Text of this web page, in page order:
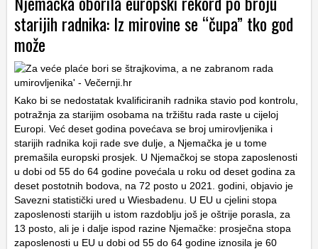
starijih radnika: Iz mirovine se “čupa” tko god
može
Kako bi se nedostatak kvalificiranih radnika stavio pod kontrolu,
potražnja za starijim osobama na tržištu rada raste u cijeloj
Europi. Već deset godina povećava se broj umirovljenika i
starijih radnika koji rade sve dulje, a Njemačka je u tome
premašila europski prosjek. U Njemačkoj se stopa zaposlenosti
u dobi od 55 do 64 godine povećala u roku od deset godina za
deset postotnih bodova, na 72 posto u 2021. godini, objavio je
Savezni statistički ured u Wiesbadenu. U EU u cjelini stopa
zaposlenosti starijih u istom razdoblju još je oštrije porasla, za
13 posto, ali je i dalje ispod razine Njemačke: prosječna stopa
zaposlenosti u EU u dobi od 55 do 64 godine iznosila je 60